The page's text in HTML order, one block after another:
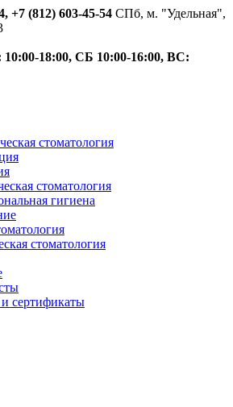
+7 (812) 603-45-54 СПб, м. "Удельная",
18:00, СБ 10:00-16:00, ВС:
стоматология
стоматология
гигиена
стоматология
сертификаты